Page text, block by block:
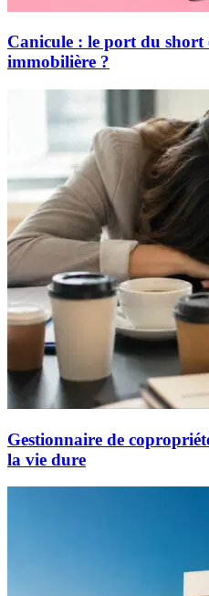
Canicule : le port du short
immobilière ?
Gestionnaire de
la vie dure